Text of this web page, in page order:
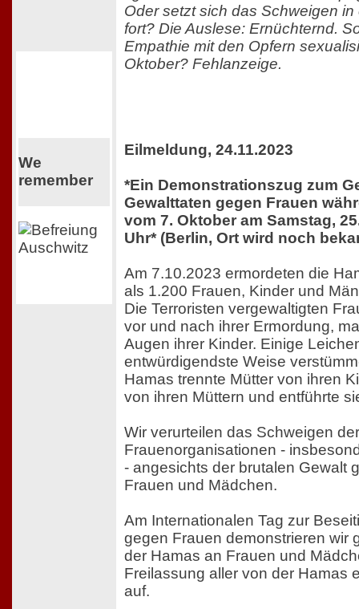
We
remember
Oder setzt sich das Schweigen
fort? Die Auslese: Ernüchternd.
Empathie mit den Opfern
Oktober? Fehlanzeige.
Eilmeldung, 24.11.2023
*Ein Demonstrationszug zum
Gewalttaten gegen Frauen
vom 7. Oktober am Samstag,
Uhr* (Berlin, Ort wird noch
Am 7.10.2023 ermordeten die
als 1.200 Frauen, Kinder und
Die Terroristen vergewaltigten
vor und nach ihrer Ermordung,
Augen ihrer Kinder. Einige
entwürdigendste Weise
Hamas trennte Mütter von ihren
von ihren Müttern und entführte
Wir verurteilen das Schweigen
Frauenorganisationen -
- angesichts der brutalen Gewalt
Frauen und Mädchen.
Am Internationalen Tag zur
gegen Frauen demonstrieren wir
der Hamas an Frauen und
Freilassung aller von der Hamas
auf.